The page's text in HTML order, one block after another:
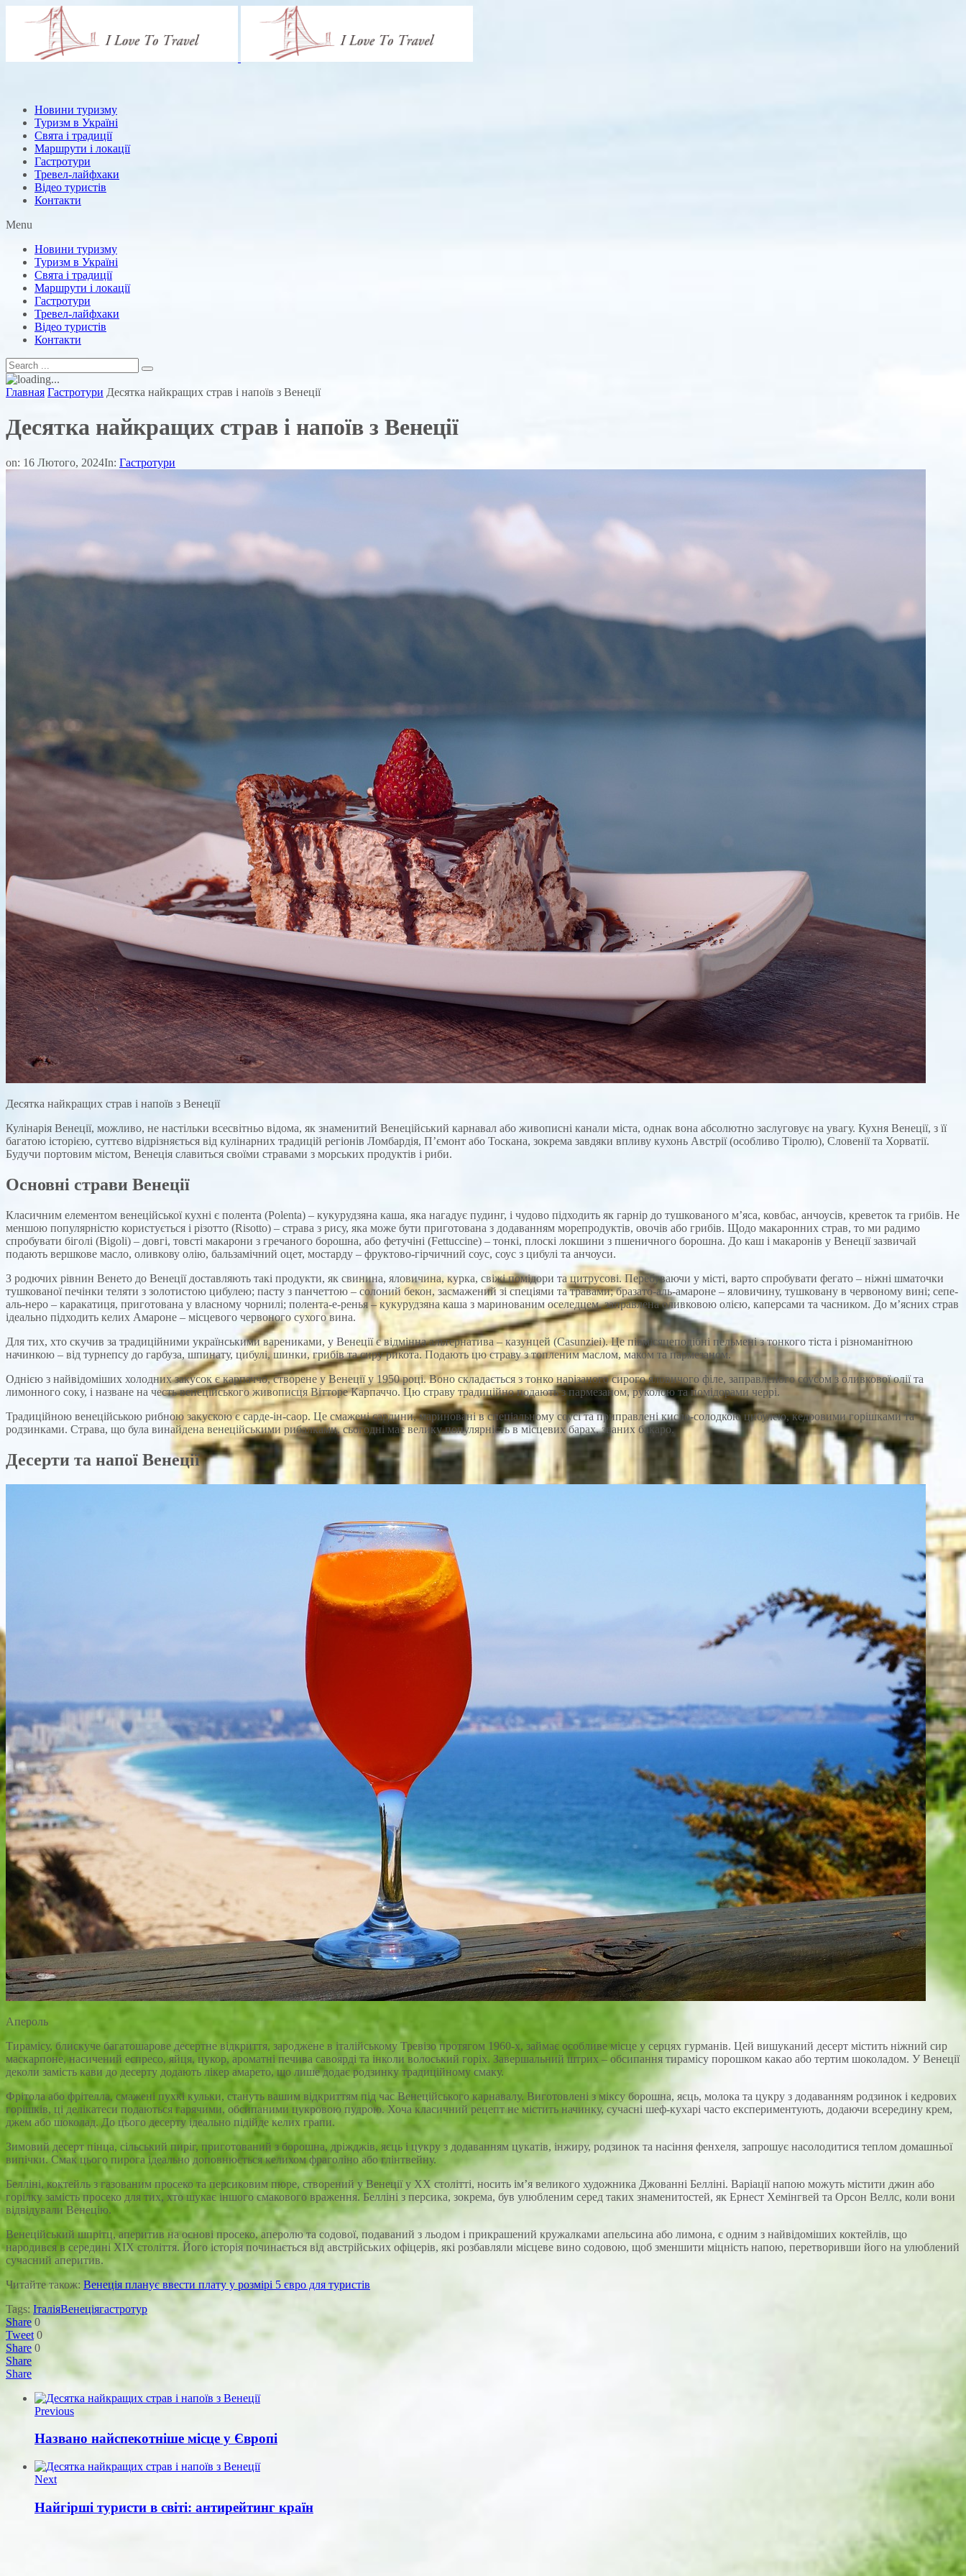
Новини туризму
Туризм в Україні
Свята і традиції
Маршрути і локації
Гастротури
Тревел-лайфхаки
Відео туристів
Контакти
Menu
Новини туризму
Туризм в Україні
Свята і традиції
Маршрути і локації
Гастротури
Тревел-лайфхаки
Відео туристів
Контакти
Главная Гастротури Десятка найкращих страв і напоїв з Венеції
Десятка найкращих страв і напоїв з Венеції
on: 16 Лютого, 2024In: Гастротури
Десятка найкращих страв і напоїв з Венеції
Кулінарія Венеції, можливо, не настільки всесвітньо відома, як знаменитий Венеційський карнавал або живописні канали міста, однак вона абсолютно заслуговує на увагу. Кухня Венеції, з її
багатою історією, суттєво відрізняється від кулінарних традицій регіонів Ломбардія, П’ємонт або Тоскана, зокрема завдяки впливу кухонь Австрії (особливо Тіролю), Словенії та Хорватії.
Будучи портовим містом, Венеція славиться своїми стравами з морських продуктів і риби.
Основні страви Венеції
Класичним елементом венеційської кухні є полента (Polenta) – кукурудзяна каша, яка нагадує пудинг, і чудово підходить як гарнір до тушкованого м’яса, ковбас, анчоусів, креветок та грибів. Не
меншою популярністю користується і різотто (Risotto) – страва з рису, яка може бути приготована з додаванням морепродуктів, овочів або грибів. Щодо макаронних страв, то ми радимо
спробувати біголі (Bigoli) – довгі, товсті макарони з гречаного борошна, або фетучіні (Fettuccine) – тонкі, плоскі локшини з пшеничного борошна. До каш і макаронів у Венеції зазвичай
подають вершкове масло, оливкову олію, бальзамічний оцет, мостарду – фруктово-гірчичний соус, соус з цибулі та анчоуси.
З родючих рівнин Венето до Венеції доставляють такі продукти, як свинина, яловичина, курка, свіжі помідори та цитрусові. Перебуваючи у місті, варто спробувати фегато – ніжні шматочки
тушкованої печінки теляти з золотистою цибулею; пасту з панчеттою – солоний бекон, засмажений зі спеціями та травами; бразато-аль-амароне – яловичину, тушковану в червоному вині; сепе-
аль-неро – каракатиця, приготована у власному чорнилі; полента-е-ренья – кукурудзяна каша з маринованим оселедцем, заправлена оливковою олією, каперсами та часником. До м’ясних страв
ідеально підходить келих Амароне – місцевого червоного сухого вина.
Для тих, хто скучив за традиційними українськими варениками, у Венеції є відмінна альтернатива – казунцей (Casunziei). Це півмісяцеподібні пельмені з тонкого тіста і різноманітною
начинкою – від турнепсу до гарбуза, шпинату, цибулі, шинки, грибів та сиру рикота. Подають цю страву з топленим маслом, маком та пармезаном.
Однією з найвідоміших холодних закусок є карпаччо, створене у Венеції у 1950 році. Воно складається з тонко нарізаного сирого яловичого філе, заправленого соусом з оливкової олії та
лимонного соку, і назване на честь венеційського живописця Вітторе Карпаччо. Цю страву традиційно подають з пармезаном, руколою та помідорами черрі.
Традиційною венеційською рибною закускою є сарде-ін-саор. Це смажені сардини, мариновані в спеціальному соусі та приправлені кисло-солодкою цибулею, кедровими горішками та
родзинками. Страва, що була винайдена венеційськими рибалками, сьогодні має велику популярність в місцевих барах, званих бакаро.
Десерти та напої Венеції
Апероль
Тирамісу, блискуче багатошарове десертне відкриття, зароджене в італійському Тревізо протягом 1960-х, займає особливе місце у серцях гурманів. Цей вишуканий десерт містить ніжний сир
маскарпоне, насичений еспресо, яйця, цукор, ароматні печива савоярді та інколи волоський горіх. Завершальний штрих – обсипання тирамісу порошком какао або тертим шоколадом. У Венеції
деколи замість кави до десерту додають лікер амарето, що лише додає родзинку традиційному смаку.
Фрітола або фрітелла, смажені пухкі кульки, стануть вашим відкриттям під час Венеційського карнавалу. Виготовлені з міксу борошна, яєць, молока та цукру з додаванням родзинок і кедрових
горішків, ці делікатеси подаються гарячими, обсипаними цукровою пудрою. Хоча класичний рецепт не містить начинку, сучасні шеф-кухарі часто експериментують, додаючи всередину крем,
джем або шоколад. До цього десерту ідеально підійде келих грапи.
Зимовий десерт пінца, сільський пиріг, приготований з борошна, дріжджів, яєць і цукру з додаванням цукатів, інжиру, родзинок та насіння фенхеля, запрошує насолодитися теплом домашньої
випічки. Смак цього пирога ідеально доповнюється келихом фраголіно або глінтвейну.
Белліні, коктейль з газованим просеко та персиковим пюре, створений у Венеції у XX столітті, носить ім’я великого художника Джованні Белліні. Варіації напою можуть містити джин або
горілку замість просеко для тих, хто шукає іншого смакового враження. Белліні з персика, зокрема, був улюбленим серед таких знаменитостей, як Ернест Хемінгвей та Орсон Веллс, коли вони
відвідували Венецію.
Венеційський шпрітц, аперитив на основі просеко, аперолю та содової, подаваний з льодом і прикрашений кружалками апельсина або лимона, є одним з найвідоміших коктейлів, що
народився в середині XIX століття. Його історія починається від австрійських офіцерів, які розбавляли місцеве вино содовою, щоб зменшити міцність напою, перетворивши його на улюблений
сучасний аперитив.
Читайте також: Венеція планує ввести плату у розмірі 5 євро для туристів
Tags: ІталіяВенеціягастротур
Share 0
Tweet 0
Share 0
Share
Share
Previous
Названо найспекотніше місце у Європі
Next
Найгірші туристи в світі: антирейтинг країн